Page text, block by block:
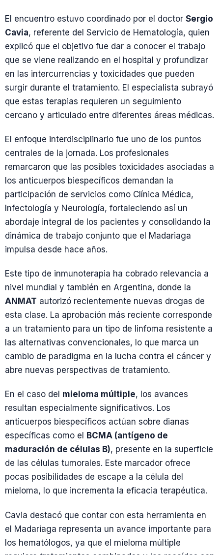
El encuentro estuvo coordinado por el doctor Sergio
Cavia, referente del Servicio de Hematología, quien
explicó que el objetivo fue dar a conocer el trabajo
que se viene realizando en el hospital y profundizar
en las intercurrencias y toxicidades que pueden
surgir durante el tratamiento. El especialista subrayó
que estas terapias requieren un seguimiento
cercano y articulado entre diferentes áreas médicas.
El enfoque interdisciplinario fue uno de los puntos
centrales de la jornada. Los profesionales
remarcaron que las posibles toxicidades asociadas a
los anticuerpos biespecíficos demandan la
participación de servicios como Clínica Médica,
Infectología y Neurología, fortaleciendo así un
abordaje integral de los pacientes y consolidando la
dinámica de trabajo conjunto que el Madariaga
impulsa desde hace años.
Este tipo de inmunoterapia ha cobrado relevancia a
nivel mundial y también en Argentina, donde la
ANMAT autorizó recientemente nuevas drogas de
esta clase. La aprobación más reciente corresponde
a un tratamiento para un tipo de linfoma resistente a
las alternativas convencionales, lo que marca un
cambio de paradigma en la lucha contra el cáncer y
abre nuevas perspectivas de tratamiento.
En el caso del mieloma múltiple, los avances
resultan especialmente significativos. Los
anticuerpos biespecíficos actúan sobre dianas
específicas como el
BCMA (antígeno de
maduración de células B), presente en la superficie
de las células tumorales. Este marcador ofrece
pocas posibilidades de escape a la célula del
mieloma, lo que incrementa la eficacia terapéutica.
Cavia destacó que contar con esta herramienta en
el Madariaga representa un avance importante para
los hematólogos, ya que el mieloma múltiple